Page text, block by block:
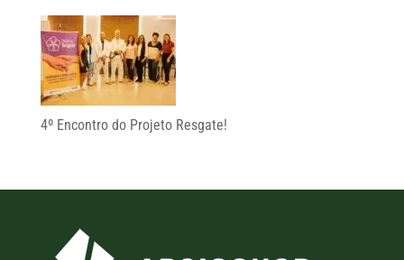
4º Encontro do Projeto Resgate!